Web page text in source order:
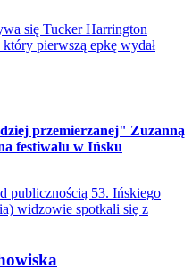
się Tucker Harrington
pierwszą epkę wydał
przemierzanej" Zuzanną
festiwalu w Ińsku
publicznością 53. Ińskiego
widzowie spotkali się z